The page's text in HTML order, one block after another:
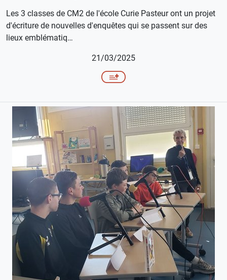
Les 3 classes de CM2 de l'école Curie Pasteur ont un projet
d'écriture de nouvelles d'enquêtes qui se passent sur des
lieux emblématiq…
21/03/2025